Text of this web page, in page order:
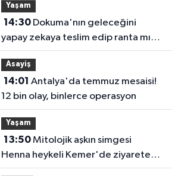
Yaşam
14:30Dokuma'nın geleceğini
yapay zekaya teslim edip ranta mı
açacaksınız?
Asayiş
14:01
12 bin olay, binlerce operasyon
Yaşam
13:50Mitolojik aşkın simgesi
Henna heykeli Kemer'de ziyarete
açıldı